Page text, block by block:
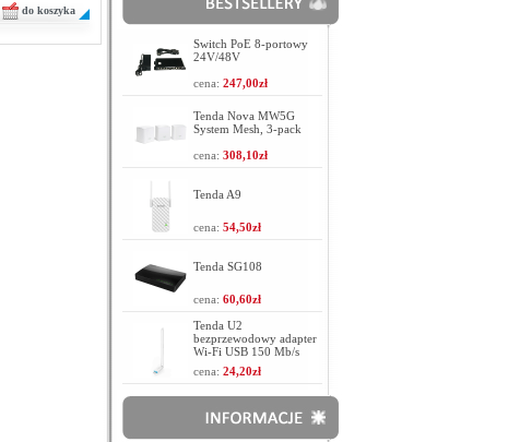
do koszyka
Switch PoE 8-portowy
24V/48V
cena: 247,00zł
Tenda Nova MW5G
System Mesh, 3-pack
cena: 308,10zł
Tenda A9
cena: 54,50zł
Tenda SG108
cena: 60,60zł
Tenda U2
bezprzewodowy adapter
Wi-Fi USB 150 Mb/s
cena: 24,20zł